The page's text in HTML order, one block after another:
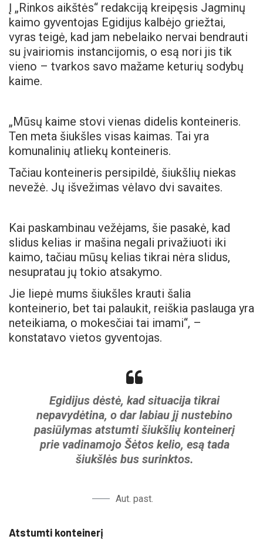
Į „Rinkos aikštės“ redakciją kreipęsis Jagminų
kaimo gyventojas Egidijus kalbėjo griežtai,
vyras teigė, kad jam nebelaiko nervai bendrauti
su įvairiomis instancijomis, o esą nori jis tik
vieno – tvarkos savo mažame keturių sodybų
kaime.
„Mūsų kaime stovi vienas didelis konteineris.
Ten meta šiukšles visas kaimas. Tai yra
komunalinių atliekų konteineris.
Tačiau konteineris persipildė, šiukšlių niekas
nevežė. Jų išvežimas vėlavo dvi savaites.
Kai paskambinau vežėjams, šie pasakė, kad
slidus kelias ir mašina negali privažiuoti iki
kaimo, tačiau mūsų kelias tikrai nėra slidus,
nesupratau jų tokio atsakymo.
Jie liepė mums šiukšles krauti šalia
konteinerio, bet tai palaukit, reiškia paslauga yra
neteikiama, o mokesčiai tai imami“, –
konstatavo vietos gyventojas.
Egidijus dėstė, kad situacija tikrai
nepavydėtina, o dar labiau jį nustebino
pasiūlymas atstumti šiukšlių konteinerį
prie vadinamojo Šėtos kelio, esą tada
šiukšlės bus surinktos.
Aut. past.
Atstumti konteinerį